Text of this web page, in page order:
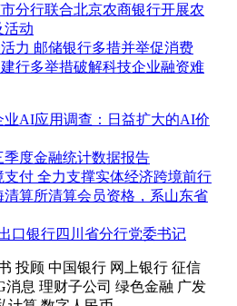
分行联合北京农商银行开展农
活动
力 邮储银行多措并举促消费
行多举措破解科技企业融资难
业AI应用调查：日益扩大的AI价
季度金融统计数据报告
付 全力支撑实体经济跨境前行
算所清算会员资格，系山东省
口银行四川省分行党委书记
投顾 中国银行 网上银行 征信
消息 理财子公司 绿色金融 广发